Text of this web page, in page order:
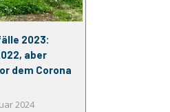
2023:
aber
dem Corona
2024